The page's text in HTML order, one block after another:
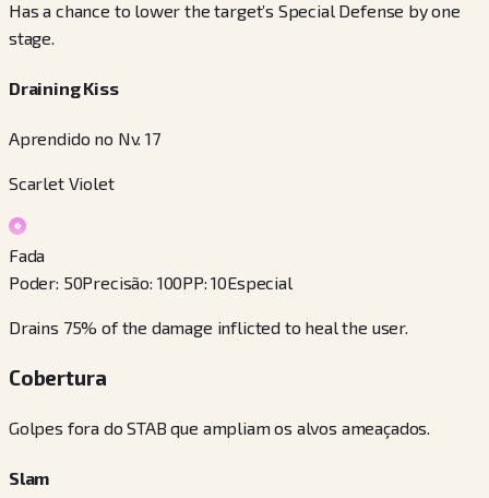
Has a chance to lower the target’s Special Defense by one
stage.
Draining Kiss
Aprendido no Nv. 17
Scarlet Violet
Fada
Poder: 50Precisão: 100PP:10Especial
Drains 75% of the damage inflicted to heal the user.
Cobertura
Golpes fora do STAB que ampliam os alvos ameaçados.
Slam